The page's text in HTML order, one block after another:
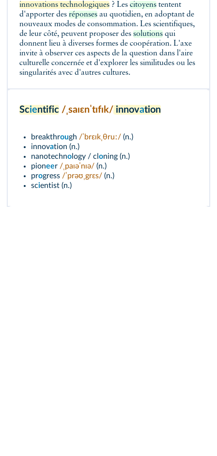
innovations technologiques ? Les citoyens tentent
d'apporter des réponses au quotidien, en adoptant de
nouveaux modes de consommation. Les scientifiques,
de leur côté, peuvent proposer des solutions
donnent lieu à diverses formes de coopération. L'axe
invite à observer ces aspects de la question dans l'aire
culturelle concernée et d'explorer les similitudes ou les
singularités avec d'autres cultures.
Scientific /ˌsaɪɛnˈtɪfɪk/ innovation
breakthrough /ˈbrɛɪkˌθruː/ (n.)
innovation (n.)
nanotechno logy / cl oning (n.)
pioneer /ˌpaɪəˈnɪə/ (n.)
progress /ˈprəʊˌgrɛs/ (n.)
scientist (n.)